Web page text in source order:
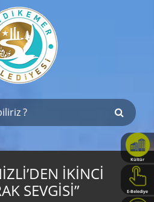
Kültür
Haritası
E-Belediye
İKİNCİ
SEVGİSİ”